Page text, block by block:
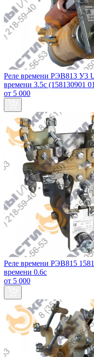
Реле времени РЭВ813 У3
времени 3.5с (158130901
от 5 000
Реле времени РЭВ815
времени 0.6с
от 5 000